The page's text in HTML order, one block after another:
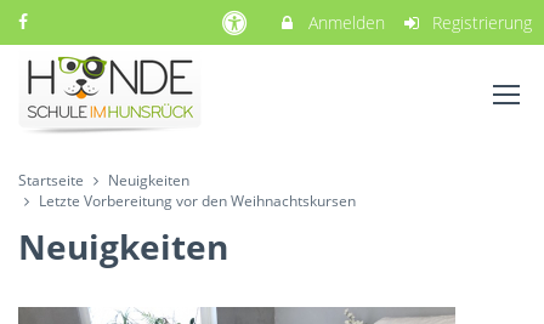
Anmelden Registrierung
Startseite
Neuigkeiten
Letzte Vorbereitung vor den Weihnachtskursen
Neuigkeiten